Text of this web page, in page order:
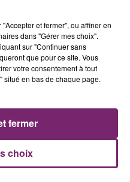
du 12 Août 2026
de la région sont
pour la Gironde
et fermer", ou affiner en
dans "Gérer mes choix".
sur "Continuer sans
que pour ce site. Vous
votre consentement à tout
situé en bas de chaque page.
choix
fermer